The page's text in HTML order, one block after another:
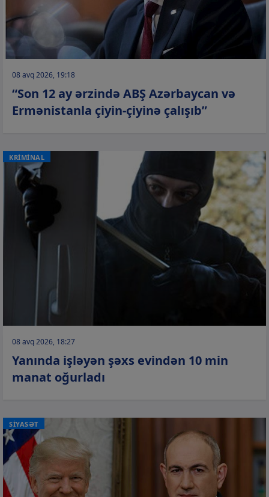
08 avq 2026, 19:18
“Son 12 ay ərzində ABŞ Azərbaycan və
Ermənistanla çiyin-çiyinə çalışıb”
KRİMİNAL
08 avq 2026, 18:27
Yanında işləyən şəxs evindən 10 min
manat oğurladı
SİYASƏT